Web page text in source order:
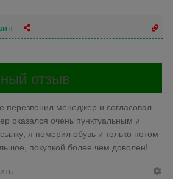
отзыв
перезвонил менеджер и согласовал
оказался очень пунктуальным и
я померил обувь и только потом
покупкой более чем доволен!